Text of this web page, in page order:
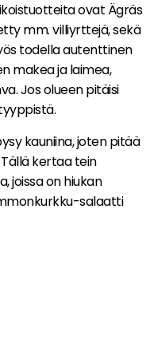
ovat Ägräs
mm. villiyrttejä, sekä
todella autenttinen
makea ja laimea,
Jos olueen pitäisi
kauniina, joten pitää
kertaa tein
joissa on hiukan
salaatti